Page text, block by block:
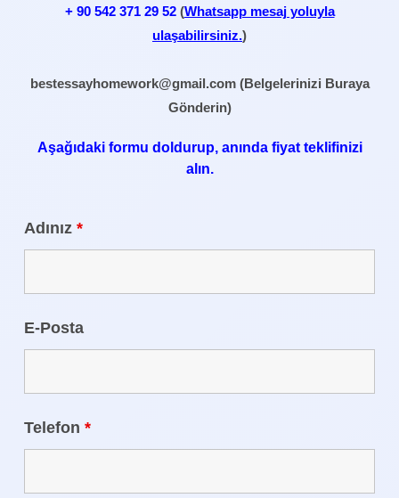
+ 90 542 371 29 52(Whatsapp mesaj yoluyla
ulaşabilirsiniz.)
bestessayhomework@gmail.com(Belgelerinizi Buraya
Gönderin)
Aşağıdaki formu doldurup, anında fiyat teklifinizi
alın.
Adınız*
E-Posta
Telefon*